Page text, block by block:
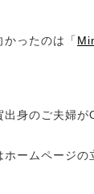
かったのは「
出身のご夫婦
ホームページの